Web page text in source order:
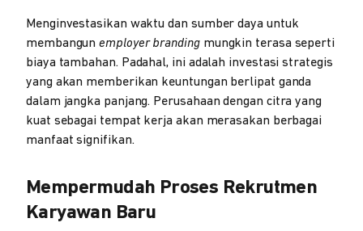
Menginvestasikan waktu dan sumber daya untuk
membangunemployer brandingmungkin terasa seperti
biaya tambahan. Padahal, ini adalah investasi strategis
yang akan memberikan keuntungan berlipat ganda
dalam jangka panjang. Perusahaan dengan citra yang
kuat sebagai tempat kerja akan merasakan berbagai
manfaat signifikan.
Mempermudah Proses Rekrutmen
Karyawan Baru